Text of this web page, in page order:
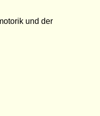
und der